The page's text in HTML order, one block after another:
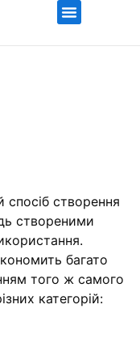
створення
створеними
багато
того ж самого
категорій: